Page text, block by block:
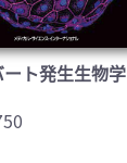
ト発生生物学